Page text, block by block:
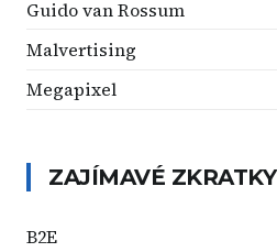
Guido van Rossum
Malvertising
Megapixel
ZAJÍMAVÉ ZKRATKY
B2E